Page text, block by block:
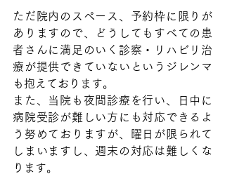
ただ院内のスペース、予約枠に限りが
ありますので、どうしてもすべての患
者さんに満足のいく診察・リハビリ治
療が提供できていないというジレンマ
も抱えております。
また、当院も夜間診療を行い、日中に
病院受診が難しい方にも対応できるよ
う努めておりますが、曜日が限られて
しまいますし、週末の対応は難しくな
ります。